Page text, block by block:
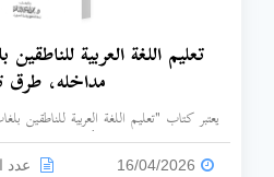
تعليم اللغة العربية
مداخله، طرق
يعتبر كتاب "تعليم اللغة العربية
تدريسه" من المراجع التأسيسية الهامة
16/04/2026 عدد